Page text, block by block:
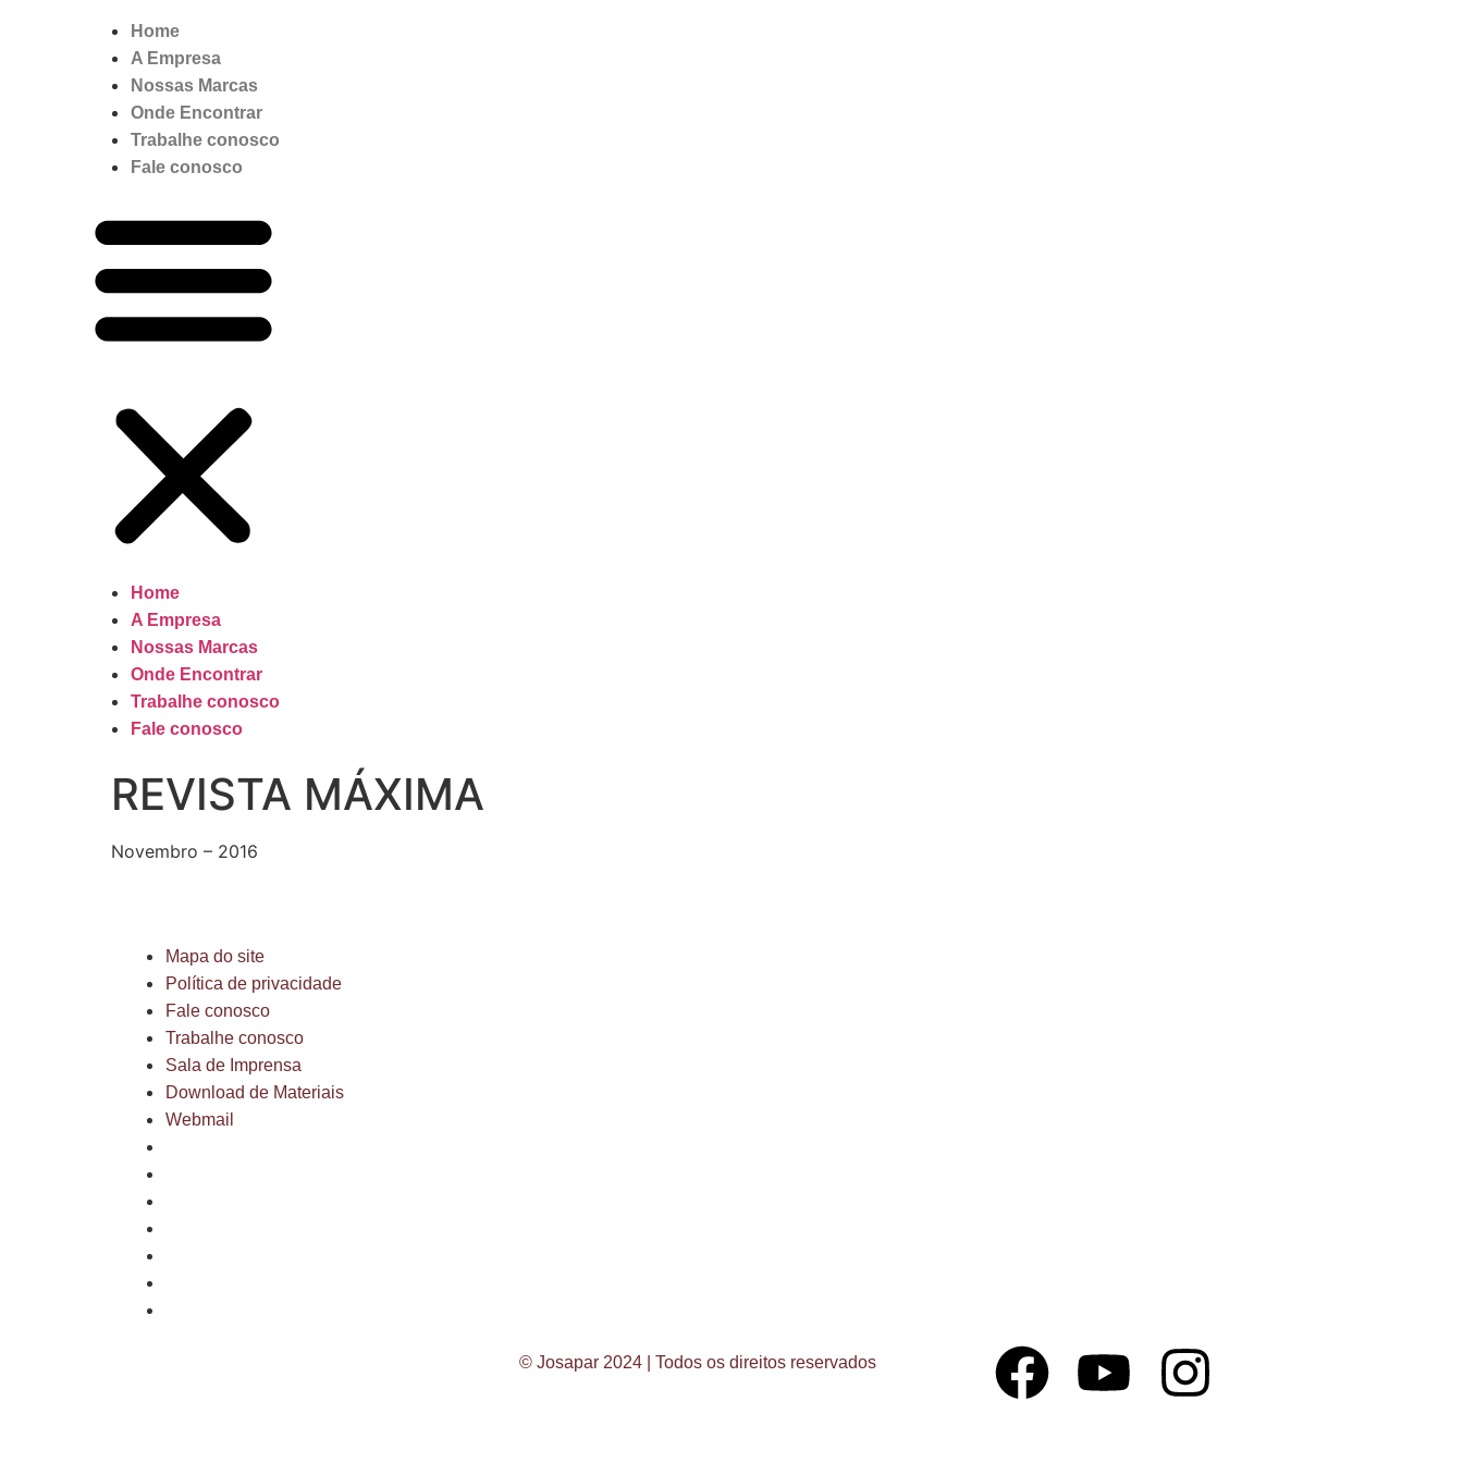
Home
A Empresa
Nossas Marcas
Onde Encontrar
Trabalhe conosco
Fale conosco
Home
A Empresa
Nossas Marcas
Onde Encontrar
Trabalhe conosco
Fale conosco
REVISTA MÁXIMA
Novembro – 2016
Mapa do site
Política de privacidade
Fale conosco
Trabalhe conosco
Sala de Imprensa
Download de Materiais
Webmail
© Josapar 2024 | Todos os direitos reservados